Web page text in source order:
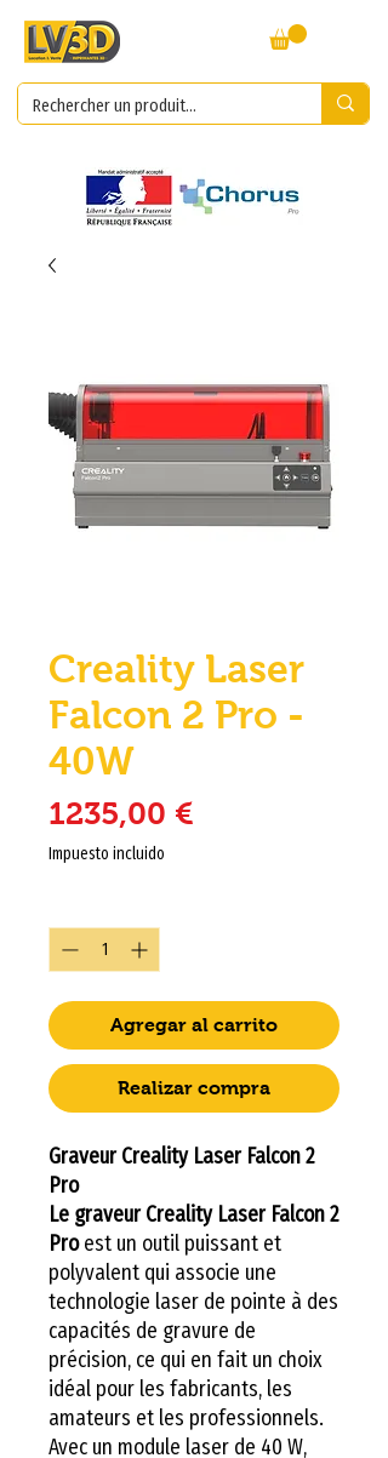
Creality Laser
Falcon 2 Pro -
40W
1235,00 €
Impuesto incluido
Agregar al carrito
Realizar compra
Graveur Creality Laser Falcon 2
Pro
Le graveur Creality Laser Falcon 2
Proest un outil puissant et
polyvalent qui associe une
technologie laser de pointe à des
capacités de gravure de
précision, ce qui en fait un choix
idéal pour les fabricants, les
amateurs et les professionnels.
Avec un module laser de 40 W,